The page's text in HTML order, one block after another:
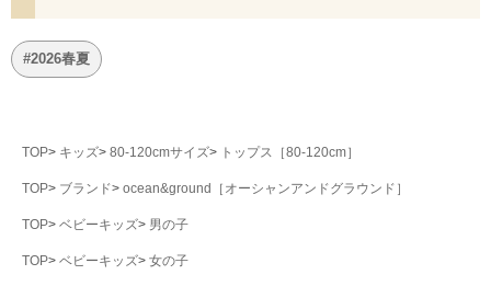
#2026春夏
TOP キッズ 80-120cmサイズ トップス［80-120cm］
TOP ブランド ocean&ground［オーシャンアンドグラウンド］
TOP ベビーキッズ 男の子
TOP ベビーキッズ 女の子